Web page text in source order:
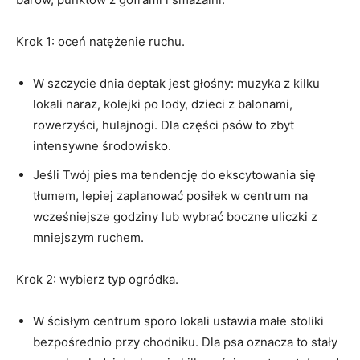
Krok 1: oceń natężenie ruchu.
W szczycie dnia deptak jest głośny: muzyka z kilku
lokali naraz, kolejki po lody, dzieci z balonami,
rowerzyści, hulajnogi. Dla części psów to zbyt
intensywne środowisko.
Jeśli Twój pies ma tendencję do ekscytowania się
tłumem, lepiej zaplanować posiłek w centrum na
wcześniejsze godziny lub wybrać boczne uliczki z
mniejszym ruchem.
Krok 2: wybierz typ ogródka.
W ścisłym centrum sporo lokali ustawia małe stoliki
bezpośrednio przy chodniku. Dla psa oznacza to stały